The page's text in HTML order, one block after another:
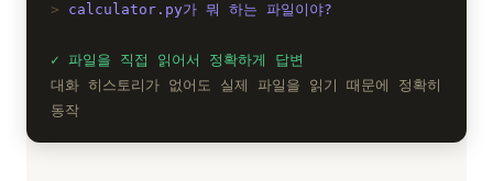
calculator.py가 뭐 하는 파일이야?
파일을 직접 읽어서 정확하게 답변
대화 히스토리가 없어도 실제 파일을 읽기 때문에 정확히
동작